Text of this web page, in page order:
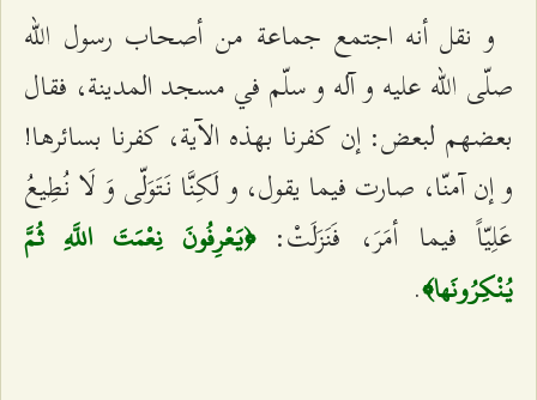
و نقل أنه اجتمع جماعة من أصحاب رسول الله
صلّى الله عليه و آله و سلّم في مسجد المدينة، فقال
بعضهم لبعض: إن كفرنا بهذه الآية، كفرنا بسائرها!
و إن آمنّا، صارت فيما يقول، و لَكِنَّا نَتَوَلّى وَ لَا نُطِيعُ
عَلِيّاً فيما أمَرَ، فَنَزَلَتْ: ﴿يَعْرِفُونَ نِعْمَتَ اللَّهِ ثُمَّ
يُنْكِرُونَها﴾.